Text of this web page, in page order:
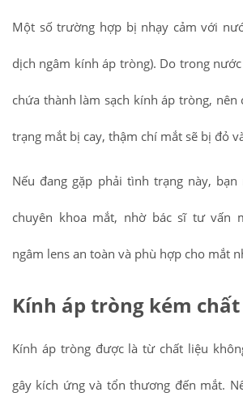
Một số trường hợp bị nhạy cảm với
dịch ngâm kính áp tròng). Do trong
chứa thành làm sạch kính áp tròng, nên
trạng mắt bị cay, thậm chí mắt sẽ bị đỏ
Nếu đang gặp phải tình trạng này,
chuyên khoa mắt, nhờ bác sĩ tư vấn
ngâm lens an toàn và phù hợp cho mắt
Kính áp tròng kém
Kính áp tròng được là từ chất liệu
gây kích ứng và tổn thương đến mắt.